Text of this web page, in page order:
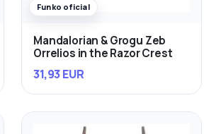
Funko oficial
Mandalorian & Grogu Zeb
Orrelios in the Razor Crest
31,93 EUR